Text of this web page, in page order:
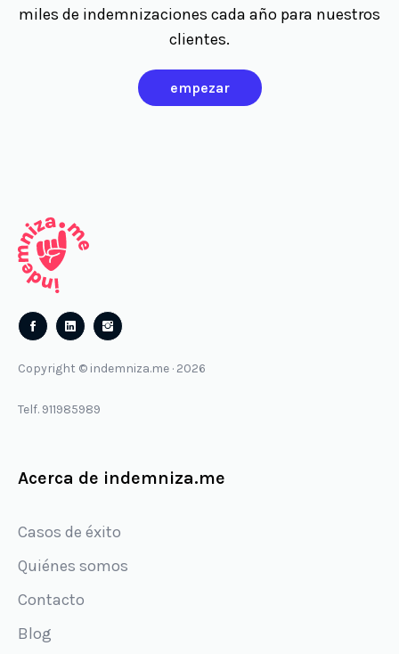
miles de indemnizaciones cada año para nuestros
clientes.
empezar
Follow
on
Follow
on
Copyright © indemniza.me · 2026
Telf. 911985989
Acerca de indemniza.me
Casos de éxito
Quiénes somos
Contacto
Blog